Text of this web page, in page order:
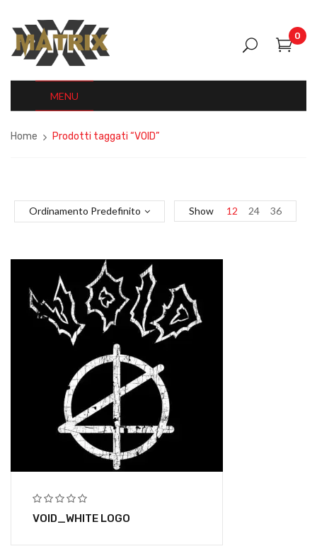
0
MENU
Home Prodotti taggati “VOID”
Ordinamento Predefinito Show 12 24 36
VOID_WHITE LOGO